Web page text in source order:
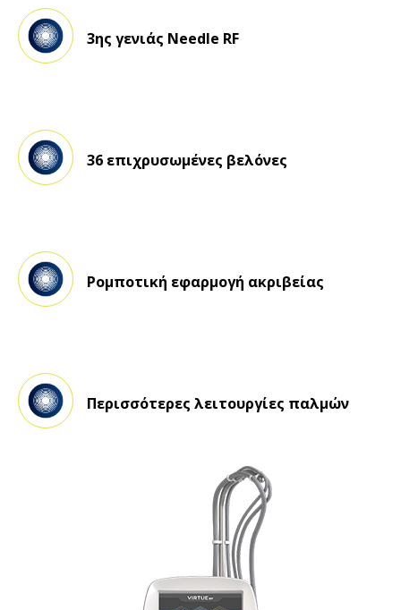
3ης γενιάς Needle RF
36 επιχρυσωμένες βελόνες
Ρομποτική εφαρμογή ακριβείας
Περισσότερες λειτουργίες παλμών